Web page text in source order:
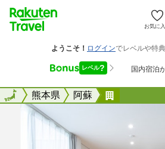
お気に
全国熊本県 阿蘇
全国